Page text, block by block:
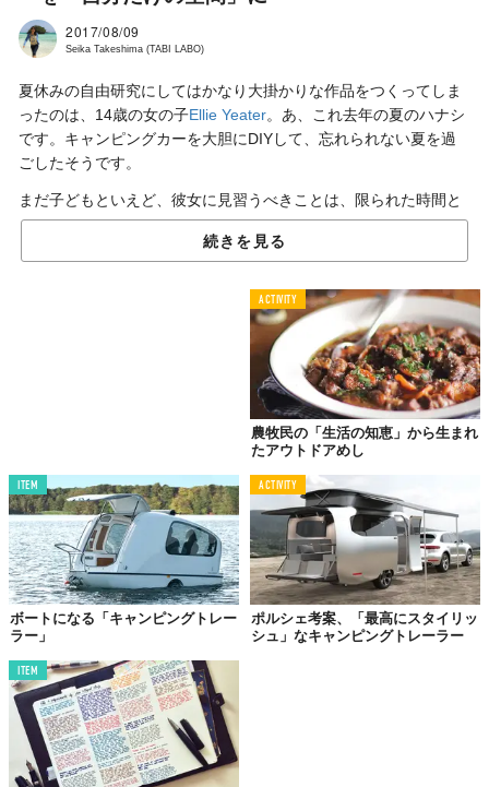
2017/08/09
Seika Takeshima (TABI LABO)
夏休みの自由研究にしてはかなり大掛かりな作品をつくってしま
ったのは、14歳の女の子Ellie Yeater。あ、これ去年の夏のハナシ
です。キャンピングカーを大胆にDIYして、忘れられない夏を過
ごしたそうです。
まだ子どもといえど、彼女に見習うべきことは、限られた時間と
お金を最大限に生かしつつ、自分だけの快適な夏の空間を作って
おこづかいで買った
おんぼろトレーラー
続きを見る
ACTIVITY
農牧民の「生活の知恵」から生まれ
たアウトドアめし
ITEM
ボートになる「キャンピングトレー
ラー」
ACTIVITY
ポルシェ考案、「最高にスタイリッ
シュ」なキャンピングトレーラー
ITEM